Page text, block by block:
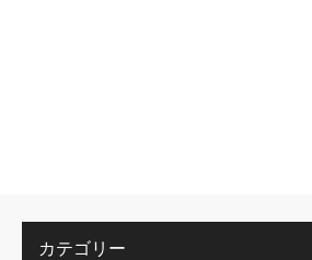
カテゴリー